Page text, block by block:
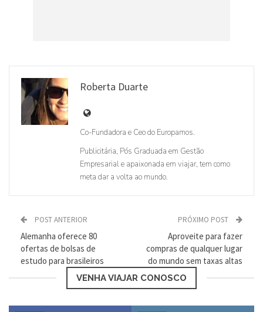
Loading...
Roberta Duarte
Co-Fundadora e Ceo do Europamos.
Publicitária, Pós Graduada em Gestão
Empresarial e apaixonada em viajar, tem como
meta dar a volta ao mundo.
POST ANTERIOR
Alemanha oferece 80
ofertas de bolsas de
estudo para brasileiros
PRÓXIMO POST
Aproveite para fazer
compras de qualquer lugar
do mundo sem taxas altas
VENHA VIAJAR CONOSCO